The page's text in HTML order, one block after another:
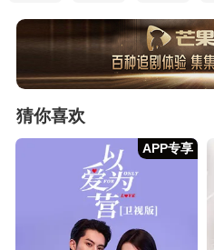
猜你喜欢
APP专享